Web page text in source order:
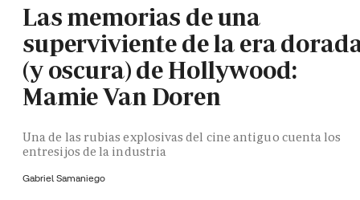
Las memorias de una
superviviente de la era
(y oscura) de Hollywood:
Mamie Van Doren
Una de las rubias explosivas del cine antiguo cuenta los
entresijos de la industria
Gabriel Samaniego